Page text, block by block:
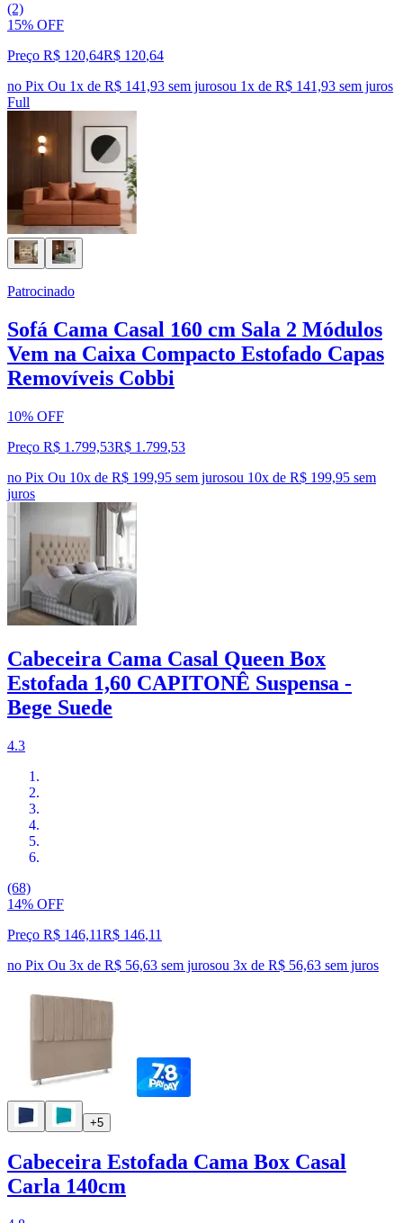
(2)
15% OFF
Preço R$ 120,64R$ 120,64
no Pix Ou 1x de R$ 141,93 sem jurosou 1x de R$ 141,93 sem juros
Full
Patrocinado
Sofá Cama Casal 160 cm Sala 2 Módulos
Vem na Caixa Compacto Estofado Capas
Removíveis Cobbi
10% OFF
Preço R$ 1.799,53R$ 1.799,53
no Pix Ou 10x de R$ 199,95 sem jurosou 10x de R$ 199,95 sem
juros
Cabeceira Cama Casal Queen Box
Estofada 1,60 CAPITONÊ Suspensa -
Bege Suede
4.3
(68)
14% OFF
Preço R$ 146,11R$ 146,11
no Pix Ou 3x de R$ 56,63 sem jurosou 3x de R$ 56,63 sem juros
+5
Cabeceira Estofada Cama Box Casal
Carla 140cm